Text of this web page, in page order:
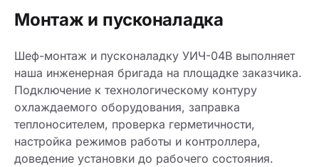
Монтаж и пусконаладка
Шеф-монтаж и пусконаладку УИЧ-04В выполняет
наша инженерная бригада на площадке заказчика.
Подключение к технологическому контуру
охлаждаемого оборудования, заправка
теплоносителем, проверка герметичности,
настройка режимов работы и контроллера,
доведение установки до рабочего состояния.